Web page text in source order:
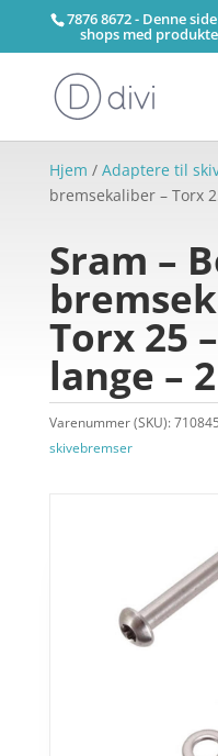
7876 8672 - Denne
shops med
Hjem / Adaptere til
bremsekaliber – Torx
Sram –
Torx 25
lange –
Varenummer (SKU):
skivebremser